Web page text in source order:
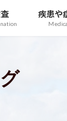
疾患や